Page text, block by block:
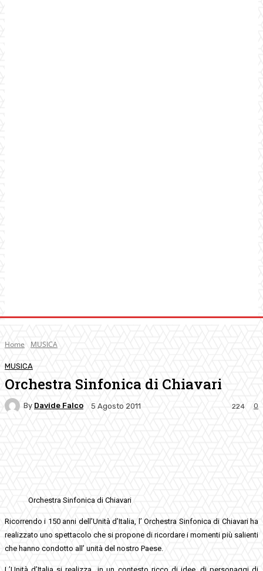
Home MUSICA
MUSICA
Orchestra Sinfonica di Chiavari
By Davide Falco 5 Agosto 2011 0
224
Orchestra Sinfonica di Chiavari
Ricorrendo i 150 anni dell’Unità d’Italia, l’ Orchestra Sinfonica di Chiavari ha
realizzato uno spettacolo che si propone di ricordare i momenti più salienti
che hanno condotto all’ unità del nostro Paese.